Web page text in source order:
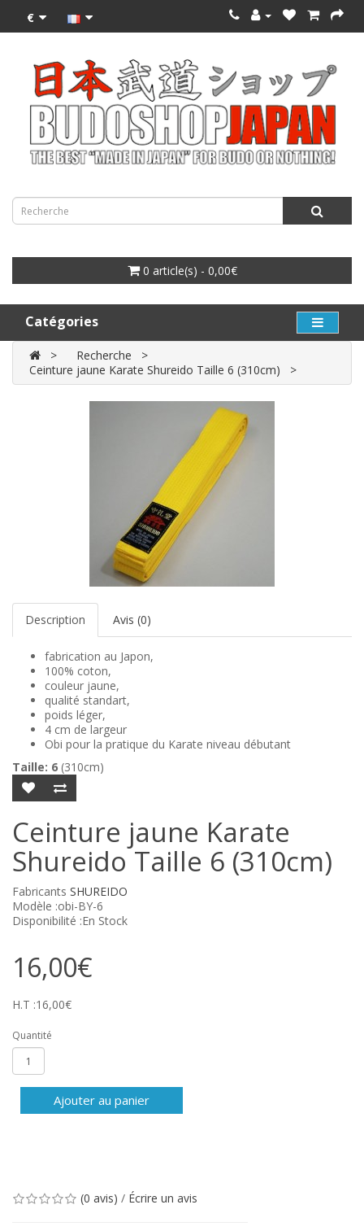
€
0 article(s) - 0,00€
Catégories
Recherche
Ceinture jaune Karate Shureido Taille 6 (310cm)
Description Avis (0)
fabrication au Japon,
100% coton,
couleur jaune,
qualité standart,
poids léger,
4 cm de largeur
Obi pour la pratique du Karate niveau débutant
Taille: 6 (310cm)
Ceinture jaune Karate
Shureido Taille 6 (310cm)
Fabricants SHUREIDO
Modèle :obi-BY-6
Disponibilité :En Stock
16,00€
H.T :16,00€
Quantité
Ajouter au panier
(0 avis) / Écrire un avis